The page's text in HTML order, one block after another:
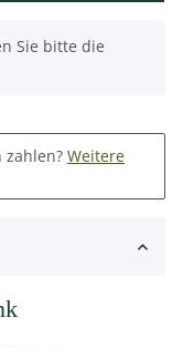
Sie bitte die
zahlen? Weitere